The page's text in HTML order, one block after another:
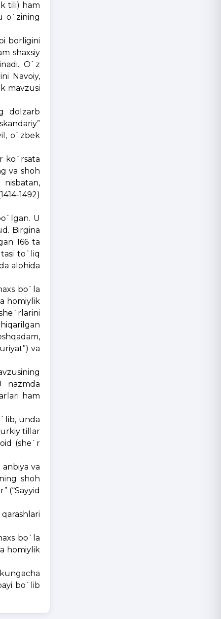
tili) ham
o`zining
borligini
shaxsiy
O`z
Navoiy,
mavzusi
dolzarb
o`zbek
ko`rsata
va shoh
1492)
U
Birgina
166 ta
to`liq
alohida
bo`la
homiylik
va
nazmda
ham
unda
tillar
(she`r
va
shoh
” (“Sayyid
bo`la
homiylik
bo`lib